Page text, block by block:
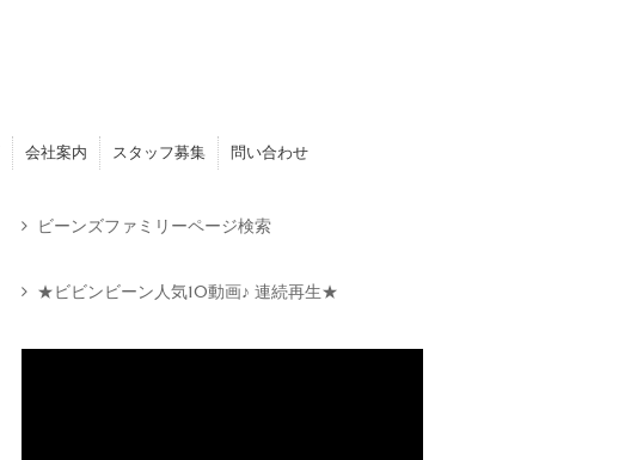
会社案内 スタッフ募集 問い合わせ
ビーンズファミリーページ検索
★ビビンビーン人気10動画♪ 連続再生★